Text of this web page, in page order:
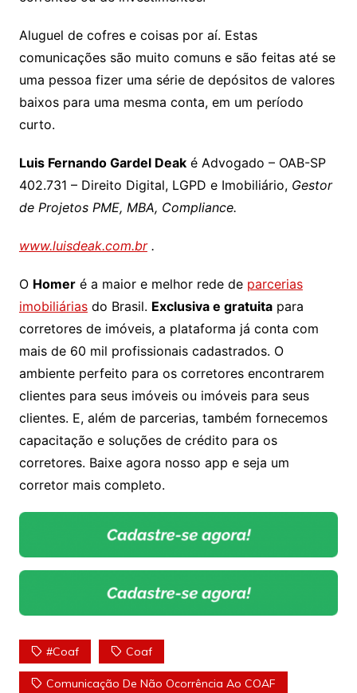
Aluguel de cofres e coisas por aí. Estas
comunicações são muito comuns e são feitas até se
uma pessoa fizer uma série de depósitos de valores
baixos para uma mesma conta, em um período
curto.
Luis Fernando Gardel Deaké Advogado – OAB-SP
402.731 – Direito Digital, LGPD e Imobiliário, Gestor
de Projetos PME, MBA, Compliance.
www.luisdeak.com.br.
O Homeré a maior e melhor rede de parcerias
imobiliáriasdo Brasil. Exclusiva e gratuitapara
corretores de imóveis, a plataforma já conta com
mais de 60 mil profissionais cadastrados. O
ambiente perfeito para os corretores encontrarem
clientes para seus imóveis ou imóveis para seus
clientes. E, além de parcerias, também fornecemos
capacitação e soluções de crédito para os
corretores. Baixe agora nosso app e seja um
corretor mais completo.
#coaf Coaf
Comunicação De Não Ocorrência Ao COAF